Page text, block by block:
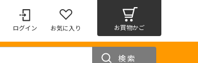
ログイン お気に入り お買物かご
検索